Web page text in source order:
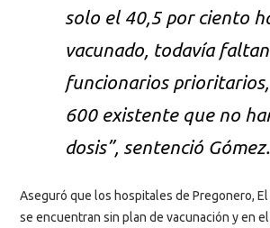
solo el 40,5 por ciento
vacunado, todavía
funcionarios
600 existente que no
dosis”, sentenció Gómez.
Aseguró que los hospitales de Pregonero,
se encuentran sin plan de vacunación y en